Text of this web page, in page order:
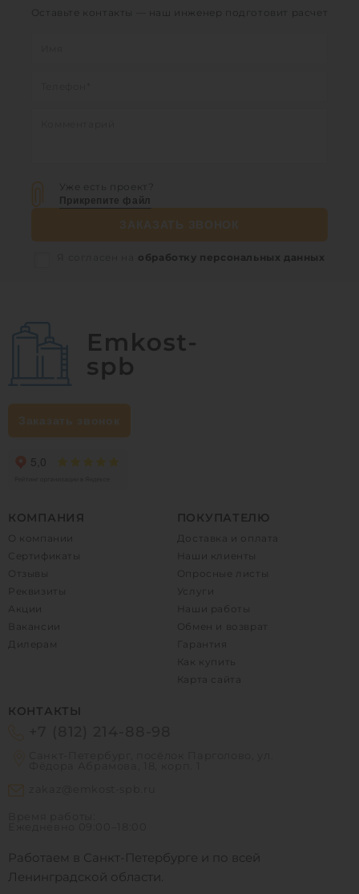
Оставьте контакты — наш инженер подготовит расчет
Уже есть проект?
Прикрепите файл
обработку персональных данных
КОМПАНИЯ
О компании
Сертификаты
Реквизиты
Акции
Вакансии
Дилерам
ПОКУПАТЕЛЮ
Доставка и оплата
Наши клиенты
Опросные листы
Услуги
Наши работы
Обмен и возврат
Гарантия
Как купить
Карта сайта
КОНТАКТЫ
Работаем в Санкт-Петербурге и по всей
Ленинградской области.